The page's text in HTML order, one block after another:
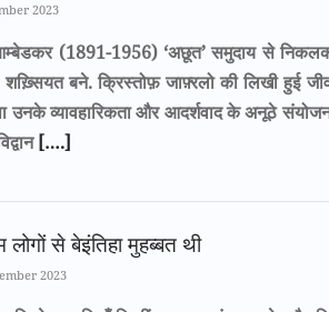
2023
आम्बेडकर (1891-1956) ‘अछूत’ समुदाय से
शख़्सियत बने. क्रिस्तोफ़ जाफ़्रलो की लिखी हुई
उनके व्यावहारिकता और आदर्शवाद के अनूठे संयोजन
[….]
से बेइंतिहा मुहब्बत थी
2023